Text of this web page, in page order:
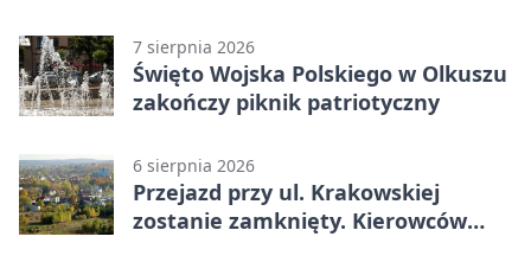
7 sierpnia 2026
Święto Wojska Polskiego w Olkuszu
zakończy piknik patriotyczny
6 sierpnia 2026
Przejazd przy ul. Krakowskiej
zostanie zamknięty. Kierowców